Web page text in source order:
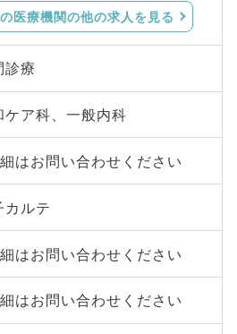
医療機関の他の求人を見る
診療
ケア科、一般内科
はお問い合わせください
カルテ
はお問い合わせください
はお問い合わせください